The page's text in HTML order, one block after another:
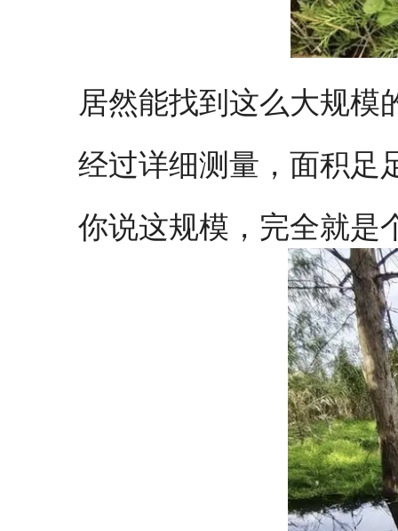
居然能找到这么大规模
经过详细测量，面积足
你说这规模，完全就是